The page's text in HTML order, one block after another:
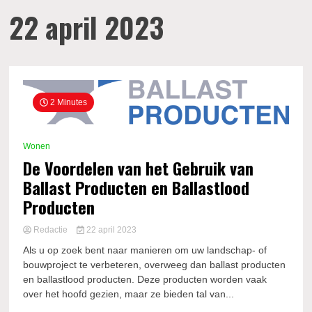
22 april 2023
2 Minutes
Wonen
De Voordelen van het Gebruik van
Ballast Producten en Ballastlood
Producten
Redactie 22 april 2023
Als u op zoek bent naar manieren om uw landschap- of
bouwproject te verbeteren, overweeg dan ballast producten
en ballastlood producten. Deze producten worden vaak
over het hoofd gezien, maar ze bieden tal van...